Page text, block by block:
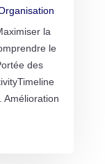
la
le
des
Amélioration